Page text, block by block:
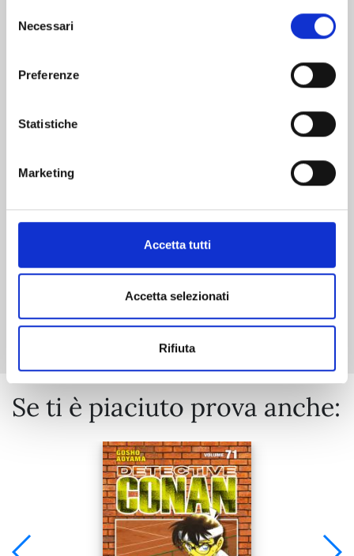
delNecessari
Preferenze
Statistiche
Marketing
Accetta tutti
Accetta selezionati
Rifiuta
€ 5,90
Se ti è piaciuto prova anche: